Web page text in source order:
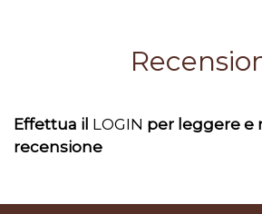
Effettua il LOGIN per leggere e
recensione